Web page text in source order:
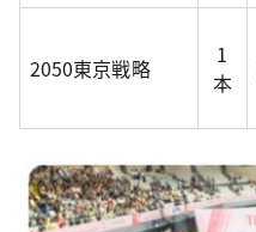
2050東京戦略
1
本